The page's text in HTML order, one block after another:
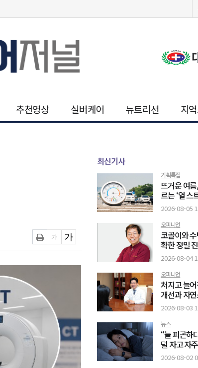
추천영상 실버케어 뉴트리션 지
최신기사
기획특집
뜨거운 여
르는 ‘열 스
2026-08-05
오피니언
코골이와
확한 정밀
2026-08-04
오피니언
처지고 늘
개선과 자
2026-08-03
뉴스
“늘 피곤하
덜 자고 자
2026-08-02